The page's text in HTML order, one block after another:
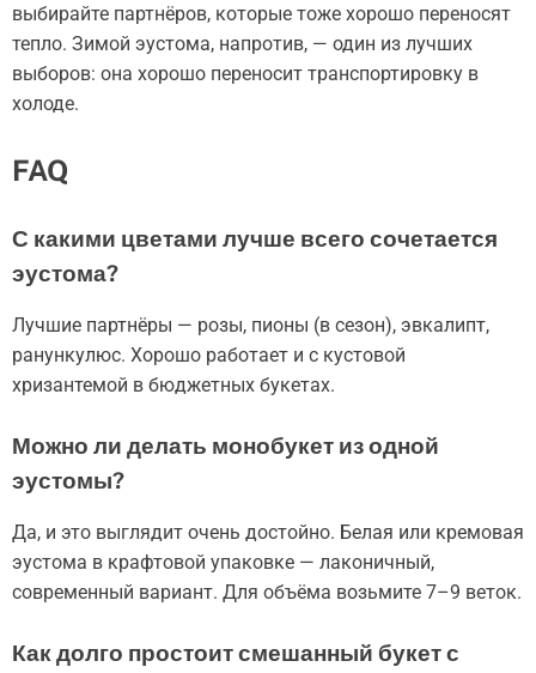
выбирайте партнёров, которые тоже хорошо переносят
тепло. Зимой эустома, напротив, — один из лучших
выборов: она хорошо переносит транспортировку в
холоде.
FAQ
С какими цветами лучше всего сочетается
эустома?
Лучшие партнёры — розы, пионы (в сезон), эвкалипт,
ранункулюс. Хорошо работает и с кустовой
хризантемой в бюджетных букетах.
Можно ли делать монобукет из одной
эустомы?
Да, и это выглядит очень достойно. Белая или кремовая
эустома в крафтовой упаковке — лаконичный,
современный вариант. Для объёма возьмите 7–9 веток.
Как долго простоит смешанный букет с